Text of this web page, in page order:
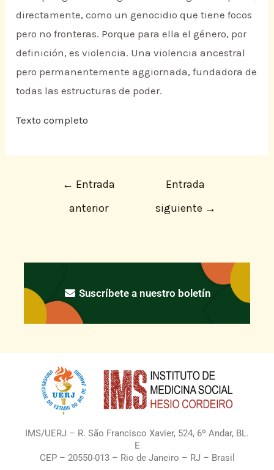
directamente, como un genocidio que tiene focos
pero no fronteras. Porque para ella el género, por
definición, es violencia. Una violencia ancestral
pero permanentemente aggiornada, fundadora de
todas las estructuras de poder.
Texto completo
← Entrada
anterior
Entrada
siguiente →
Suscríbete a nuestro boletín
IMS/UERJ – R. São Francisco Xavier, 524, 6º Andar, BL.
E
CEP – 20550-013 – Rio de Janeiro – RJ – Brasil